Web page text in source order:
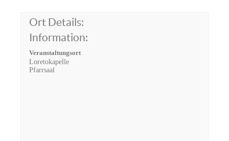
Ort Details:
Information:
Veranstaltungsort
Loretokapelle
Pfarrsaal